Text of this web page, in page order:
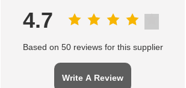
4.7
Based on 50 reviews for this supplier
Write A Review